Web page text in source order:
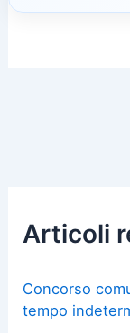
Articoli
Concorso
tempo